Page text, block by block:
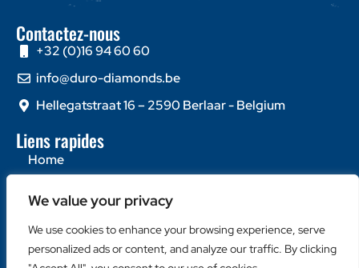
We value your privacy
We use cookies to enhance your browsing experience, serve
personalized ads or content, and analyze our traffic. By clicking
Contactez-nous
+32 (0)16 94 60 60
info@duro-diamonds.be
Hellegatstraat 16 – 2590 Berlaar - Belgium
Liens rapides
Home
Contactez-nous
Catégories populaires
Disques Diamantés